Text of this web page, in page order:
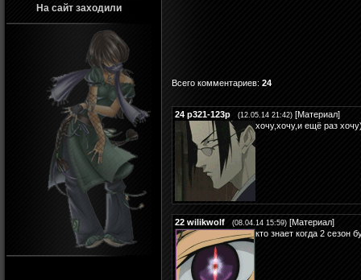
На сайт заходили
Всего комментариев: 24
24 p321-123p (12.05.14 21:42) [Материал]
хочу,хочу,и ещё раз
22 wilikwolf (08.04.14 15:59) [Материал]
кто знает когда 2 сезон